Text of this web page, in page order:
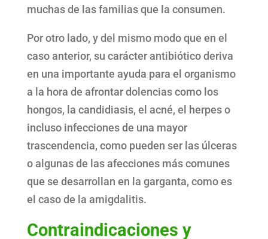
muchas de las familias que la consumen.
Por otro lado, y del mismo modo que en el
caso anterior, su carácter antibiótico deriva
en una importante ayuda para el organismo
a la hora de afrontar dolencias como los
hongos, la candidiasis, el acné, el herpes o
incluso infecciones de una mayor
trascendencia, como pueden ser las úlceras
o algunas de las afecciones más comunes
que se desarrollan en la garganta, como es
el caso de la amigdalitis.
Contraindicaciones y